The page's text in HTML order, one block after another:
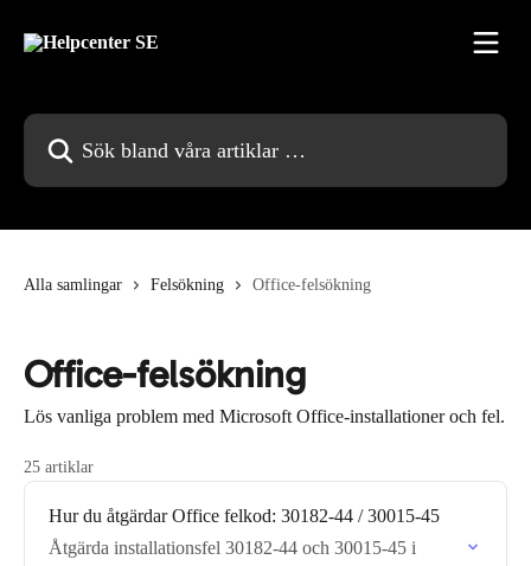
Sök bland våra artiklar …
Alla samlingar Felsökning Office-felsökning
Office-felsökning
Lös vanliga problem med Microsoft Office-installationer och fel.
25 artiklar
Hur du åtgärdar Office felkod: 30182-44 / 30015-45
Åtgärda installationsfel 30182-44 och 30015-45 i